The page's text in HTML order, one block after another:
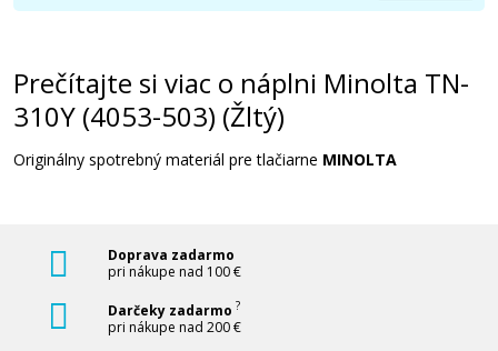
Originálny toner
16,90 €
Pridať do košíka
Prečítajte si viac o náplni Minolta TN-
310Y (4053-503) (Žltý)
Originálny spotrebný materiál pre tlačiarne MINOLTA
Doprava zadarmo
pri nákupe nad 100 €
Darčeky zadarmo ?
pri nákupe nad 200 €